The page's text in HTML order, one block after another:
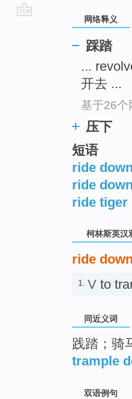
网络释义
踩踏
...
开去 ...
基于26个
压下
短语
ride
ride
ride tiger
柯林斯英汉
ride down
1. V to
同近义词
践踏；骑
trample
双语例句